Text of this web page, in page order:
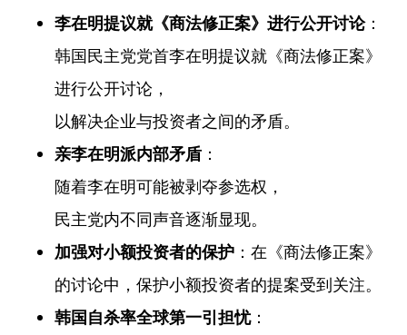
李在明提议就《商法修正案》进行公开讨论：
韩国民主党党首李在明提议就《商法修正案》
进行公开讨论，
以解决企业与投资者之间的矛盾。
亲李在明派内部矛盾 ：
随着李在明可能被剥夺参选权，
民主党内不同声音逐渐显现。
加强对小额投资者的保护 ：在《商法修正案》
的讨论中，保护小额投资者的提案受到关注。
韩国自杀率全球第一引担忧：